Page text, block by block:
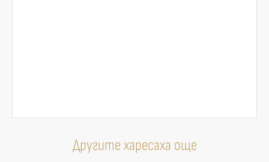
Другите харесаха още